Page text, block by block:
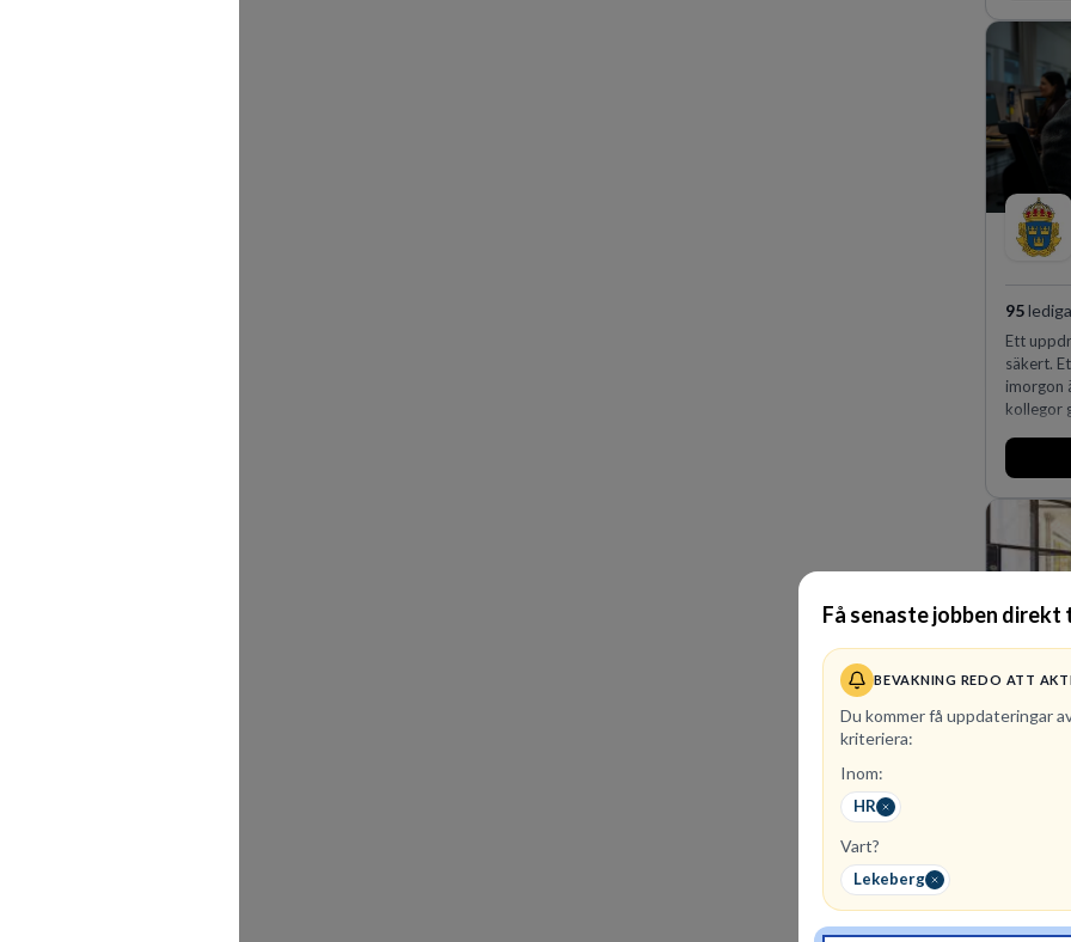
Få senaste jobben direkt
BEVAKNING REDO ATT
Du kommer få uppdateringar
kriteriera:
Inom:
HR
Vart?
Lekeberg
95
Ett
säkert.
imorgon
kollegor
utifrån